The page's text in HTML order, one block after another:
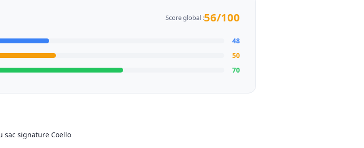
Score global :56/100
48
50
70
sac signature Coello